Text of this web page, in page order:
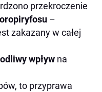
przekroczenie
–
zakazany w całej
wpływ na
to przyprawa